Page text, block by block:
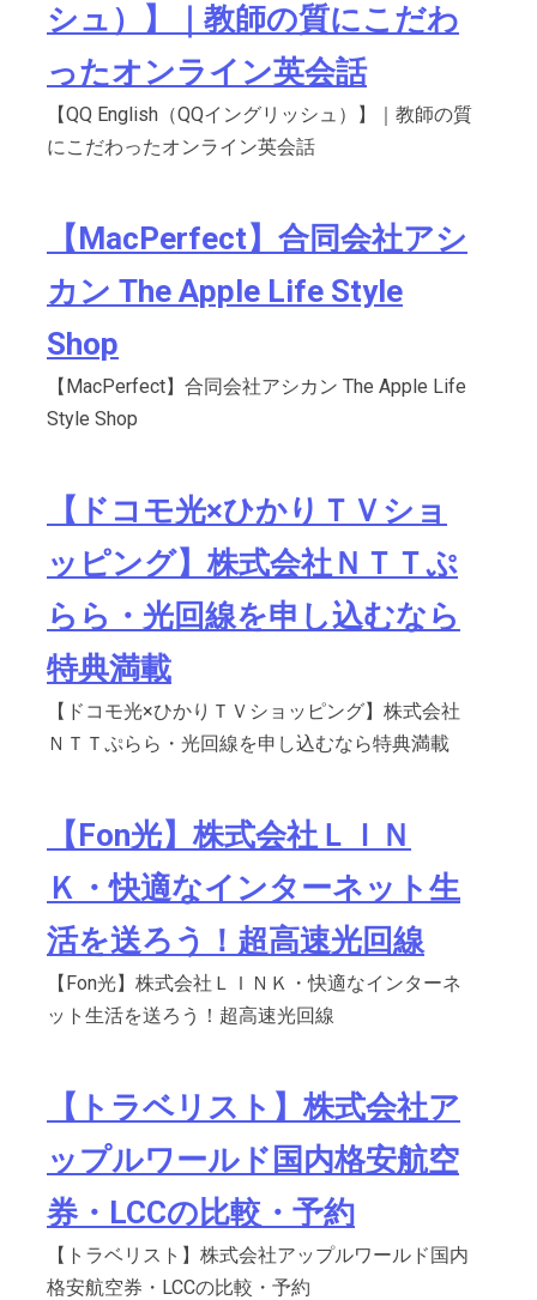
シュ）】｜教師の質にこだわ
ったオンライン英会話
【QQ English（QQイングリッシュ）】｜教師の質
にこだわったオンライン英会話
【MacPerfect】合同会社アシ
カン The Apple Life Style
Shop
【MacPerfect】合同会社アシカン The Apple Life
Style Shop
【ドコモ光×ひかりＴＶショ
ッピング】株式会社ＮＴＴぷ
らら・光回線を申し込むなら
特典満載
【ドコモ光×ひかりＴＶショッピング】株式会社
ＮＴＴぷらら・光回線を申し込むなら特典満載
【Fon光】株式会社ＬＩＮ
Ｋ・快適なインターネット生
活を送ろう！超高速光回線
【Fon光】株式会社ＬＩＮＫ・快適なインターネ
ット生活を送ろう！超高速光回線
【トラベリスト】株式会社ア
ップルワールド国内格安航空
券・LCCの比較・予約
【トラベリスト】株式会社アップルワールド国内
格安航空券・LCCの比較・予約